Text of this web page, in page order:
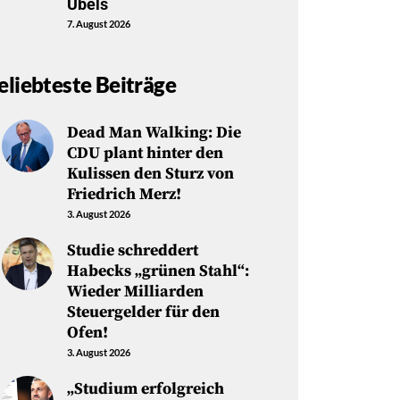
7. August 2026
Beiträge
Dead Man Walking: Die
CDU plant hinter den
Kulissen den Sturz von
Friedrich Merz!
3. August 2026
Studie schreddert
Habecks „grünen Stahl“:
Wieder Milliarden
Steuergelder für den
Ofen!
3. August 2026
„Studium erfolgreich